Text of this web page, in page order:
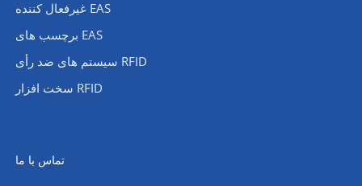
غیرفعال کننده EAS
برچسب های EAS
سیستم های ضد رأی RFID
سخت افزار RFID
تماس با ما